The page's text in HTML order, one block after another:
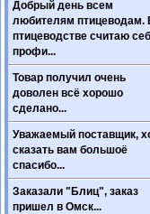
Добрый день всем
любителям птицеводам.
птицеводстве считаю
профи...
Товар получил очень
доволен всё хорошо
сделано...
Уважаемый поставщик,
сказать вам большоё
спасибо...
Заказали "Блиц", заказ
пришел в Омск...